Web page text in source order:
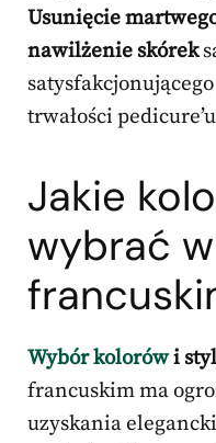
Usunięcie
nawilżenie skórek
trwałości
Jakie
wybrać
Wybór kolorówi
francuskim ma
uzyskania